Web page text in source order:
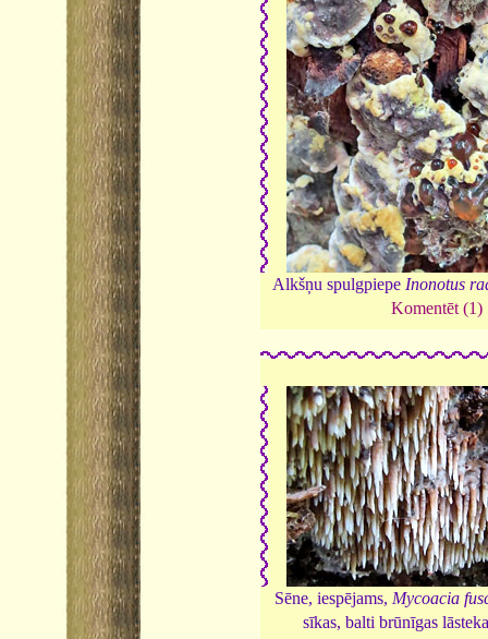
Alkšņu spulgpiepe Inonotus
Komentēt (1)
Sēne, iespējams, Mycoacia
sīkas, balti brūnīgas